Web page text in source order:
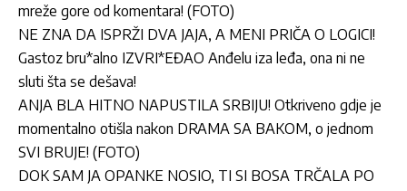
mreže gore od komentara! (FOTO)
NE ZNA DA ISPRŽI DVA JAJA, A MENI PRIČA O LOGICI!
Gastoz bru*alno IZVRI*EĐAO Anđelu iza leđa, ona ni ne
sluti šta se dešava!
ANJA BLA HITNO NAPUSTILA SRBIJU! Otkriveno gdje je
momentalno otišla nakon DRAMA SA BAKOM, o jednom
SVI BRUJE! (FOTO)
DOK SAM JA OPANKE NOSIO, TI SI BOSA TRČALA PO